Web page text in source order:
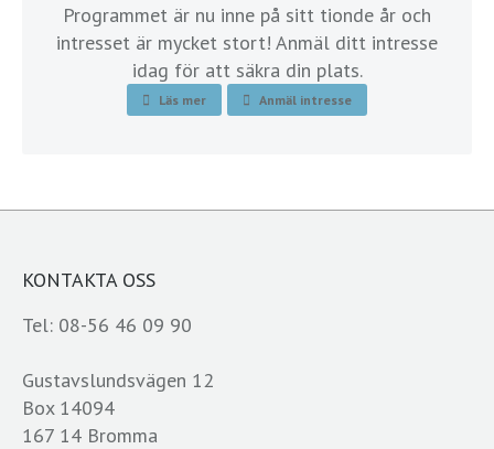
Programmet är nu inne på sitt tionde år och
intresset är mycket stort! Anmäl ditt intresse
idag för att säkra din plats.
Läs mer Anmäl intresse
KONTAKTA OSS
Tel: 08-56 46 09 90
Gustavslundsvägen 12
Box 14094
167 14 Bromma